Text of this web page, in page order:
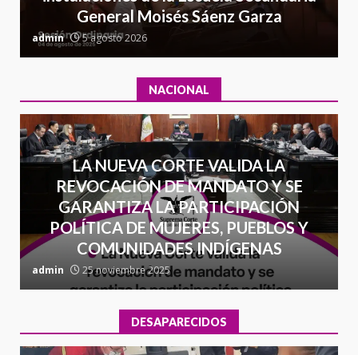
16 julio 2026
General Moisés Sáenz Garza
admin 5 agosto 2026
NACIONAL
LA NUEVA CORTE VALIDA LA
REVOCACIÓN DE MANDATO Y SE
GARANTIZA LA PARTICIPACIÓN
POLÍTICA DE MUJERES, PUEBLOS Y
COMUNIDADES INDÍGENAS
admin 25 noviembre 2025
DESAPARECIDOS